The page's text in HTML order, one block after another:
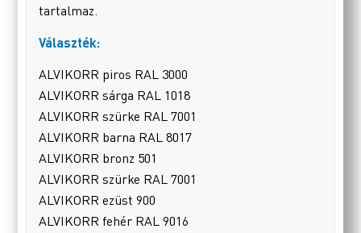
tartalmaz.
Választék:
ALVIKORR piros RAL 3000
ALVIKORR sárga RAL 1018
ALVIKORR szürke RAL 7001
ALVIKORR barna RAL 8017
ALVIKORR bronz 501
ALVIKORR szürke RAL 7001
ALVIKORR ezüst 900
ALVIKORR fehér RAL 9016